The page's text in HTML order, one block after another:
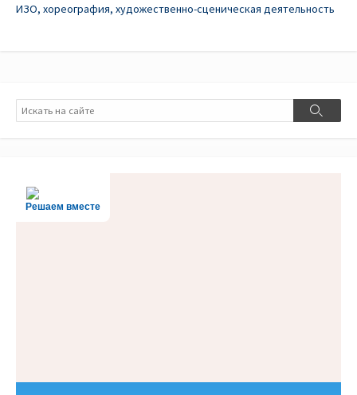
ИЗО, хореография, художественно-сценическая деятельность
Поиск
Поиск
Решаем вместе